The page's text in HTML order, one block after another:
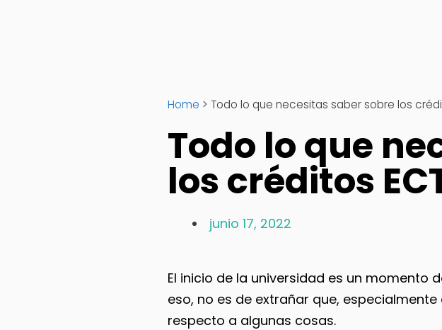
Home > Todo lo que necesitas saber sobre los
Todo lo que
los créditos
junio 17, 2022
El inicio de la universidad es un momento
eso, no es de extrañar que,
respecto a algunas cosas.